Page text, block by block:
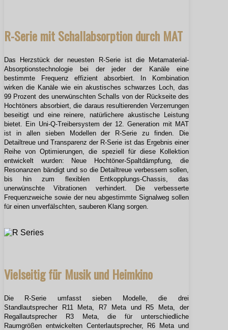
R-Serie mit Schallabsorption durch MAT
Das Herzstück der neuesten R-Serie ist die Metamaterial-
Absorptionstechnologie bei der jeder der Kanäle eine
bestimmte Frequenz effizient absorbiert. In Kombination
wirken die Kanäle wie ein akustisches schwarzes Loch, das
99 Prozent des unerwünschten Schalls von der Rückseite des
Hochtöners absorbiert, die daraus resultierenden Verzerrungen
beseitigt und eine reinere, natürlichere akustische Leistung
bietet. Ein Uni-Q-Treibersystem der 12. Generation mit MAT
ist in allen sieben Modellen der R-Serie zu finden. Die
Detailtreue und Transparenz der R-Serie ist das Ergebnis einer
Reihe von Optimierungen, die speziell für diese Kollektion
entwickelt wurden: Neue Hochtöner-Spaltdämpfung, die
Resonanzen bändigt und so die Detailtreue verbessern sollen,
bis hin zum flexiblen Entkopplungs-Chassis, das
unerwünschte Vibrationen verhindert. Die verbesserte
Frequenzweiche sowie der neu abgestimmte Signalweg sollen
für einen unverfälschten, sauberen Klang sorgen.
Vielseitig für Musik und Heimkino
Die R-Serie umfasst sieben Modelle, die drei
Standlautsprecher R11 Meta, R7 Meta und R5 Meta, der
Regallautsprecher R3 Meta, die für unterschiedliche
Raumgrößen entwickelten Centerlautsprecher, R6 Meta und